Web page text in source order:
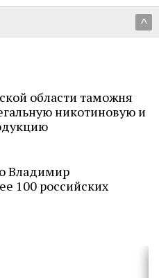
^
области таможня
никотиновую и
Владимир
100 российских